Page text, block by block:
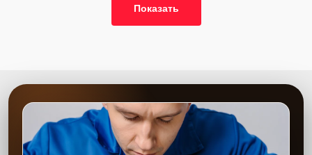
заменена в кратчайшие сроки.
Доставка и выезд— предоставляем услуги
на выполненные работы.
Сервисный центр обеспечивает надежный и качественный ремонт
с гарантией на все выполненные работы и используемые
Показать